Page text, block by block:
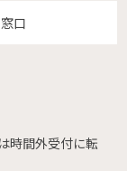
口
時間外受付に転